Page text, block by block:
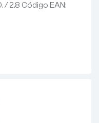
/ 2.8 Código EAN: